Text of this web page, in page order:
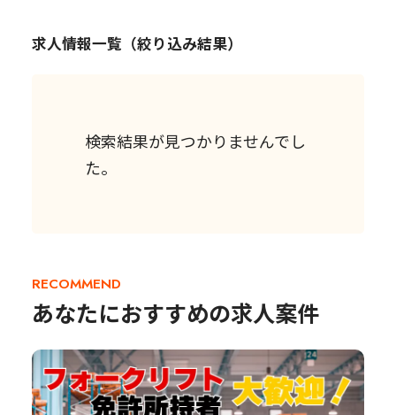
求人情報一覧（絞り込み結果）
検索結果が見つかりませんでし
た。
RECOMMEND
あなたにおすすめの求人案件